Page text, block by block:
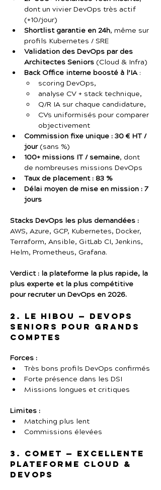
dont un vivier DevOps très actif
(+10/jour)
Shortlist garantie en 24h, même sur
profils Kubernetes / SRE
Validation des DevOps par des
Architectes Seniors (Cloud & Infra)
Back Office interne boosté à l’IA :
scoring DevOps,
analyse CV + stack technique,
Q/R IA sur chaque candidature,
CVs uniformisés pour comparer
objectivement
Commission fixe unique : 30 € HT /
jour (sans %)
100+ missions IT / semaine, dont
de nombreuses missions DevOps
Taux de placement : 83 %
Délai moyen de mise en mission : 7
jours
Stacks DevOps les plus demandées :
AWS, Azure, GCP, Kubernetes, Docker,
Terraform, Ansible, GitLab CI, Jenkins,
Helm, Prometheus, Grafana.
Verdict : la plateforme la plus rapide, la
plus experte et la plus compétitive
pour recruter un DevOps en 2026.
2. Le Hibou — DevOps
seniors pour grands
comptes
Forces :
Très bons profils DevOps confirmés
Forte présence dans les DSI
Missions longues et critiques
Limites :
Matching plus lent
Commissions élevées
3. Comet — Excellente
plateforme Cloud &
DevOps